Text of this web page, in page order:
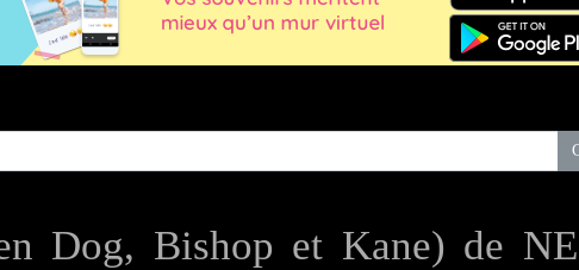
Dog, Bishop et Kane) de